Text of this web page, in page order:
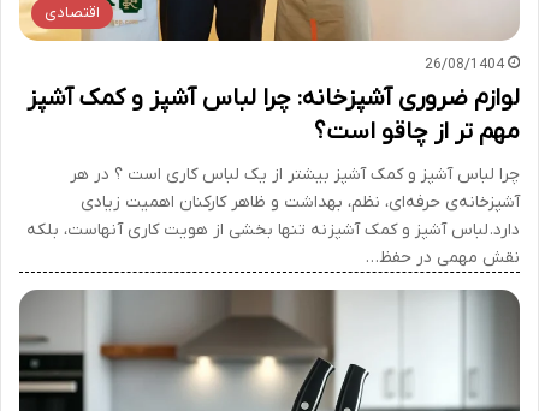
اقتصادی
26/08/1404
لوازم ضروری آشپزخانه: چرا لباس آشپز و کمک آشپز
مهم تر از چاقو است؟
چرا لباس آشپز و کمک آشپز بیشتر از یک لباس کاری است ؟ در هر
آشپزخانه‌ی حرفه‌ای، نظم، بهداشت و ظاهر کارکنان اهمیت زیادی
دارد. لباس آشپز و کمک آشپز نه تنها بخشی از هویت کاری آنهاست، بلکه
نقش مهمی در حفظ…